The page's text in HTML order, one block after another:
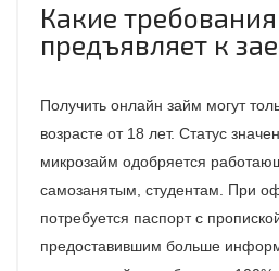
Какие
предъявляет к
Получить онлайн займ могут
возрасте от 18 лет. Статус
микрозайм одобряется
самозанятым, студентам. При
потребуется паспорт с
предоставившим больше